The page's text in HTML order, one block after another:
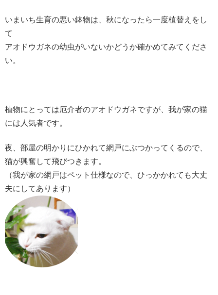
いまいち生育の悪い鉢物は、秋になったら一度植替えをし
て
アオドウガネの幼虫がいないかどうか確かめてみてくださ
い。
植物にとっては厄介者のアオドウガネですが、我が家の猫
には人気者です。
夜、部屋の明かりにひかれて網戸にぶつかってくるので、
猫が興奮して飛びつきます。
（我が家の網戸はペット仕様なので、ひっかかれても大丈
夫にしてあります）